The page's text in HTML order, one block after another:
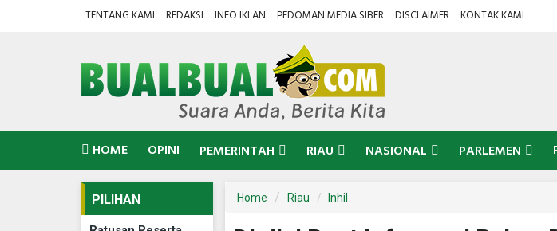
TENTANG KAMI REDAKSI INFO IKLAN PEDOMAN MEDIA SIBER DISCLAIMER KONTAK KAMI
HOME OPINI PEMERINTAH RIAU NASIONAL PARLEMEN
PILIHAN Home Riau Inhil